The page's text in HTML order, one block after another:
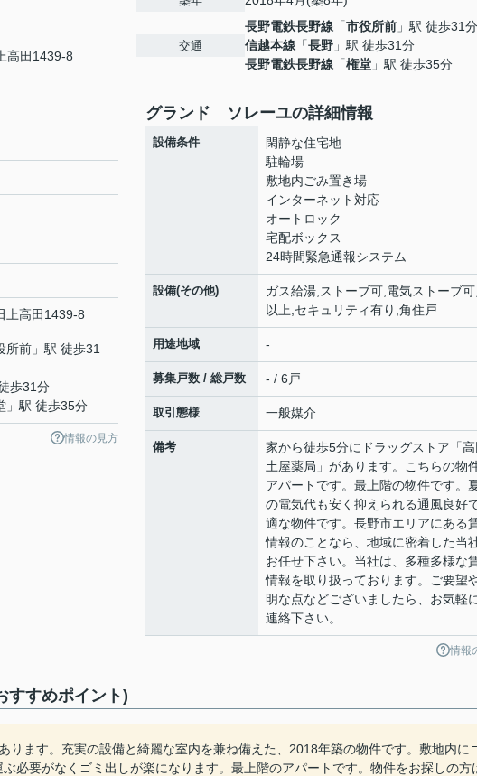
上高田1439-8
交通
長野電鉄長野線 「市役所前 」駅 徒歩31分
信越本線 「長野 」駅 徒歩31分
長野電鉄長野線 「権堂 」駅 徒歩35分
上高田1439-8
所前 」駅 徒歩31
歩31分
」駅 徒歩35分
情報の見方
グランド ソレーユの詳細情報
設備条件
閑静な住宅地
駐輪場
敷地内ごみ置き場
インターネット対応
オートロック
宅配ボックス
24時間緊急通報システム
設備(その他)
ガス給湯,ストーブ可,電気ストーブ
以上,セキュリティ有り,角住戸
用途地域 -
募集戸数 / 総戸数 - / 6戸
取引態様 一般媒介
備考
家から徒歩5分にドラッグストア「
土屋薬局」があります。こちらの物
アパートです。最上階の物件です。
の電気代も安く抑えられる通風良好
適な物件です。長野市エリアにある
情報のことなら、地域に密着した当
お任せ下さい。当社は、多種多様な
情報を取り扱っております。ご要望
明な点などございましたら、お気軽
連絡下さい。
情報
すめポイント)
ります。充実の設備と綺麗な室内を兼ね備えた、2018年築の物件です。敷地内に
必要がなくゴミ出しが楽になります。最上階のアパートです。物件をお探しの方